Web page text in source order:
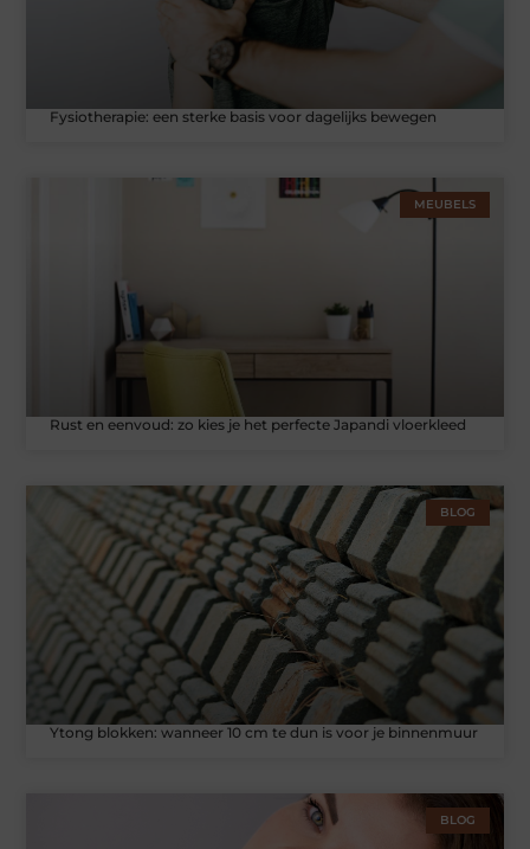
Fysiotherapie: een sterke basis voor dagelijks bewegen
MEUBELS
Rust en eenvoud: zo kies je het perfecte Japandi vloerkleed
BLOG
Ytong blokken: wanneer 10 cm te dun is voor je binnenmuur
BLOG